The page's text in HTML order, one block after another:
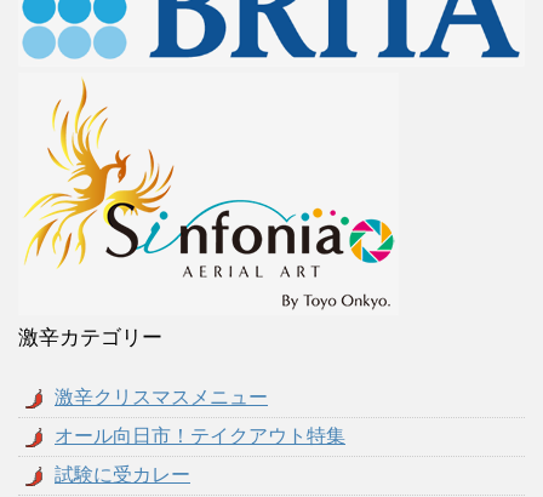
激辛カテゴリー
激辛クリスマスメニュー
オール向日市！テイクアウト特集
試験に受カレー